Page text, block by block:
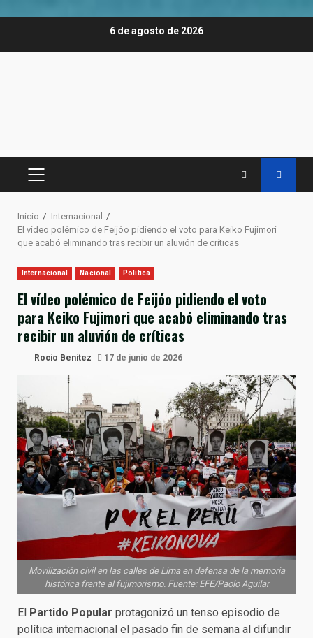
6 de agosto de 2026
MENÚ
Inicio
Internacional
El vídeo polémico de Feijóo pidiendo el voto para Keiko Fujimori
que acabó eliminando tras recibir un aluvión de críticas
Internacional Nacional Política
El vídeo polémico de Feijóo pidiendo el voto
para Keiko Fujimori que acabó eliminando tras
recibir un aluvión de críticas
Rocío Benítez 17 de junio de 2026
Movilización civil en las calles de Lima en defensa de la memoria
histórica frente al fujimorismo. Fuente: EFE/Paolo Aguilar
El Partido Popular protagonizó un tenso episodio de
política internacional el pasado fin de semana al difundir